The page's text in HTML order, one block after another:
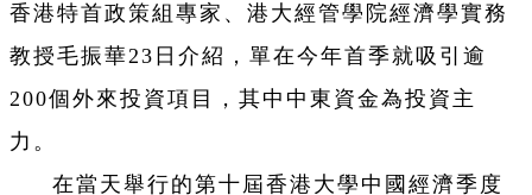
香港特首政策組專家、港大經管學院經濟學實務
教授毛振華23日介紹，單在今年首季就吸引逾
200個外來投資項目，其中中東資金為投資主
力。
在當天舉行的第十屆香港大學中國經濟季度